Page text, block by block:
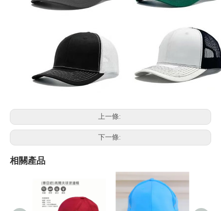
上一條:
下一條:
相關產品